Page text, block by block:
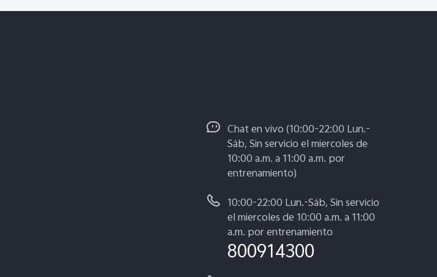
Chat en vivo (10:00-22:00 Lun.-
Sáb, Sin servicio el miercoles de
10:00 a.m. a 11:00 a.m. por
entrenamiento)
10:00-22:00 Lun.-Sáb, Sin servicio
el miercoles de 10:00 a.m. a 11:00
a.m. por entrenamiento
800914300